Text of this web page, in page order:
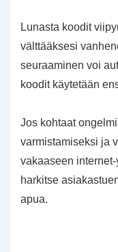
Lunasta koodit
välttääksesi
seuraaminen voi
koodit käytetään
Jos kohtaat
varmistamiseksi ja
vakaaseen
harkitse
apua.